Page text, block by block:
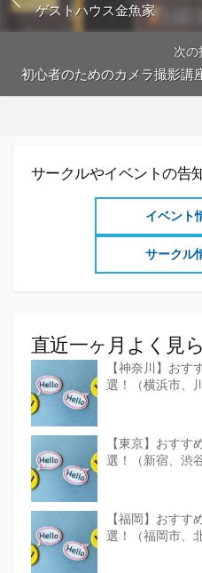
ゲストハウス金魚家
次の
初心者のためのカメラ撮影講
サークルやイベントの告
イベント
サークル
直近一ヶ月よく見
【神奈川】お
選！（横浜市、
【東京】おす
選！（新宿、渋
【福岡】おす
選！（福岡市、